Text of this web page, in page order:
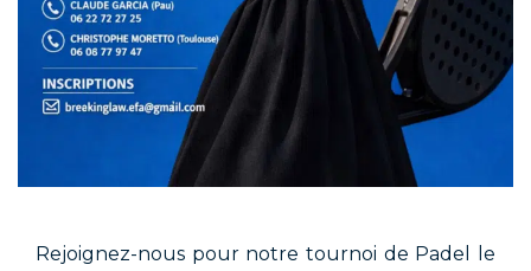
Rejoignez-nous pour notre tournoi de Padel le